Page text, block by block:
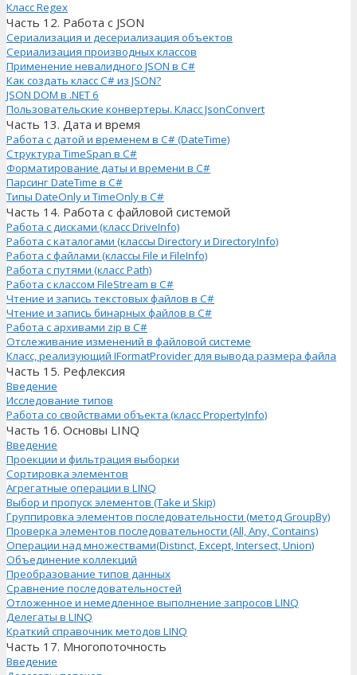
Класс Regex
Часть 12. Работа с JSON
Сериализация и десериализация объектов
Сериализация производных классов
Применение невалидного JSON в C#
Как создать класс C# из JSON?
JSON DOM в .NET 6
Пользовательские конвертеры. Класс JsonConvert
Часть 13. Дата и время
Работа с датой и временем в C# (DateTime)
Структура TimeSpan в C#
Форматирование даты и времени в C#
Парсинг DateTime в C#
Типы DateOnly и TimeOnly в C#
Часть 14. Работа с файловой системой
Работа с дисками (класс DriveInfo)
Работа с каталогами (классы Directory и DirectoryInfo)
Работа с файлами (классы File и FileInfo)
Работа с путями (класс Path)
Работа с классом FileStream в C#
Чтение и запись текстовых файлов в C#
Чтение и запись бинарных файлов в C#
Работа с архивами zip в C#
Отслеживание изменений в файловой системе
Класс, реализующий IFormatProvider для вывода размера файла
Часть 15. Рефлексия
Введение
Исследование типов
Работа со свойствами объекта (класс PropertyInfo)
Часть 16. Основы LINQ
Введение
Проекции и фильтрация выборки
Сортировка элементов
Агрегатные операции в LINQ
Выбор и пропуск элементов (Take и Skip)
Группировка элементов последовательности (метод GroupBy)
Проверка элементов последовательности (All, Any, Contains)
Операции над множествами(Distinct, Except, Intersect, Union)
Объединение коллекций
Преобразование типов данных
Сравнение последовательностей
Отложенное и немедленное выполнение запросов LINQ
Делегаты в LINQ
Краткий справочник методов LINQ
Часть 17. Многопоточность
Введение